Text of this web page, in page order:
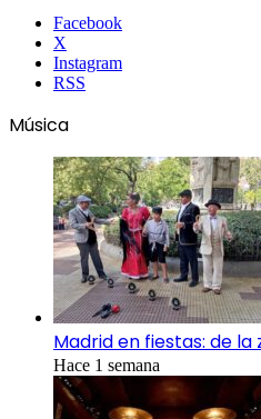
Facebook
X
Instagram
RSS
Música
Madrid en fiestas: de
Hace 1 semana